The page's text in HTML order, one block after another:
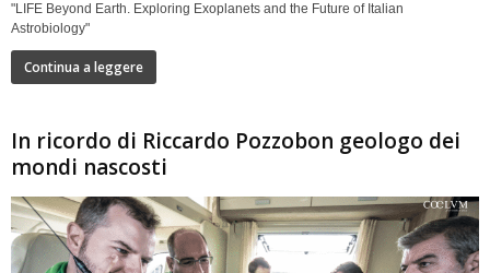
"LIFE Beyond Earth. Exploring Exoplanets and the Future of Italian
Astrobiology"
Continua a leggere
In ricordo di Riccardo Pozzobon geologo dei
mondi nascosti